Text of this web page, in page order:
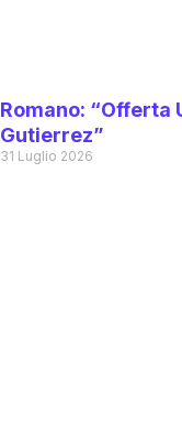
Romano: “Offerta
Gutierrez”
31 Luglio 2026